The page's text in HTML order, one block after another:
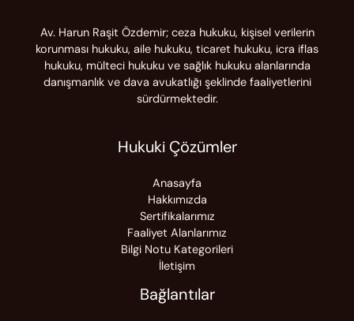
Av. Harun Raşit Özdemir; ceza hukuku, kişisel verilerin
korunması hukuku, aile hukuku, ticaret hukuku, icra iflas
hukuku, mülteci hukuku ve sağlık hukuku alanlarında
danışmanlık ve dava avukatlığı şeklinde faaliyetlerini
sürdürmektedir.
Hukuki Çözümler
Anasayfa
Hakkımızda
Sertifikalarımız
Faaliyet Alanlarımız
Bilgi Notu Kategorileri
İletişim
Bağlantılar